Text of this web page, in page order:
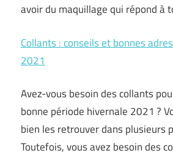
avoir du maquillage qui répond à
Collants : conseils et bonnes
2021
Avez-vous besoin des collants
bonne période hivernale 2021 ?
bien les retrouver dans plusieurs
Toutefois, vous avez besoin des